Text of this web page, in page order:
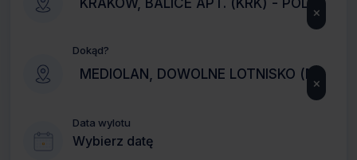
×
Dokąd?
×
Data wylotu
Wybierz datę